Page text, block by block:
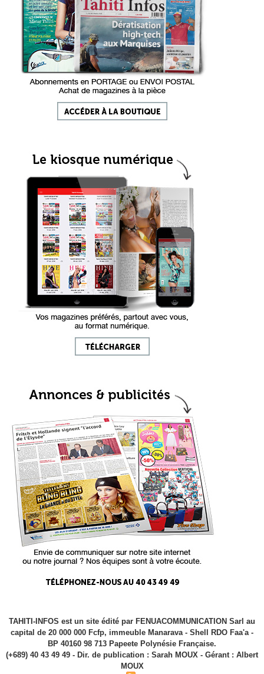
TAHITI-INFOS est un site édité par FENUACOMMUNICATION Sarl au
capital de 20 000 000 Fcfp, immeuble Manarava - Shell RDO Faa'a -
BP 40160 98 713 Papeete Polynésie Française.
(+689) 40 43 49 49 - Dir. de publication : Sarah MOUX - Gérant : Albert
MOUX